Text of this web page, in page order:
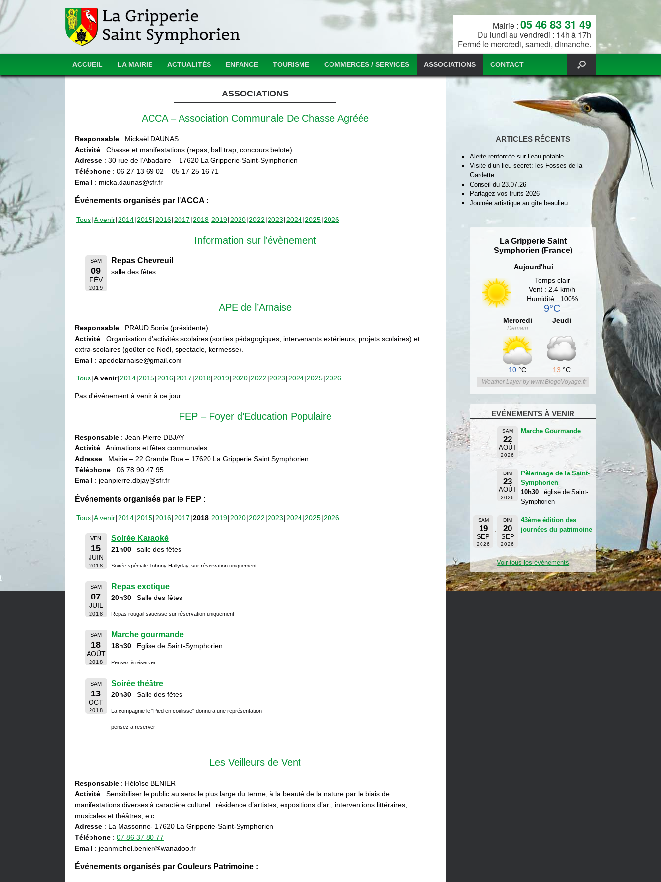
Mairie : 05 46 83 31 49
Du lundi au vendredi : 14h à 17h
Fermé le mercredi, samedi, dimanche.
ACCUEIL LA MAIRIE ACTUALITÉS ENFANCE TOURISME COMMERCES / SERVICES ASSOCIATIONS CONTACT
ASSOCIATIONS
ACCA – Association Communale De Chasse Agréée
Responsable : Mickaël DAUNAS
Activité : Chasse et manifestations (repas, ball trap, concours belote).
Adresse : 30 rue de l’Abadaire – 17620 La Gripperie-Saint-Symphorien
Téléphone : 06 27 13 69 02 – 05 17 25 16 71
Email : micka.daunas@sfr.fr
Événements organisés par l’ACCA :
Tous A venir 2014 2015 2016 2017 2018 2019 2020 2022 2023 2024 2025 2026
Information sur l'évènement
SAM
09
FÉV
2019
Repas Chevreuil
salle des fêtes
APE de l’Arnaise
Responsable : PRAUD Sonia (présidente)
Activité : Organisation d’activités scolaires (sorties pédagogiques, intervenants extérieurs, projets scolaires) et
extra-scolaires (goûter de Noël, spectacle, kermesse).
Email : apedelarnaise@gmail.com
Tous A venir 2014 2015 2016 2017 2018 2019 2020 2022 2023 2024 2025 2026
Pas d'événement à venir à ce jour.
FEP – Foyer d’Education Populaire
Responsable : Jean-Pierre DBJAY
Activité : Animations et fêtes communales
Adresse : Mairie – 22 Grande Rue – 17620 La Gripperie Saint Symphorien
Téléphone : 06 78 90 47 95
Email : jeanpierre.dbjay@sfr.fr
Événements organisés par le FEP :
Tous A venir 2014 2015 2016 2017 2018 2019 2020 2022 2023 2024 2025 2026
VEN
15
JUIN
2018
Soirée Karaoké
21h00 salle des fêtes
Soirée spéciale Johnny Hallyday, sur réservation uniquement
SAM
07
JUIL
2018
Repas exotique
20h30 Salle des fêtes
Repas rougail saucisse sur réservation uniquement
SAM
18
AOÛT
2018
Marche gourmande
18h30 Eglise de Saint-Symphorien
Pensez à réserver
SAM
13
OCT
2018
Soirée théâtre
20h30 Salle des fêtes
La compagnie le "Pied en coulisse" donnera une représentation
pensez à réserver
Les Veilleurs de Vent
Responsable : Héloïse BENIER
Activité : Sensibiliser le public au sens le plus large du terme, à la beauté de la nature par le biais de
manifestations diverses à caractère culturel : résidence d’artistes, expositions d’art, interventions littéraires,
musicales et théâtres, etc
Adresse : La Massonne- 17620 La Gripperie-Saint-Symphorien
Téléphone : 07 86 37 80 77
Email : jeanmichel.benier@wanadoo.fr
Événements organisés par Couleurs Patrimoine :
ARTICLES RÉCENTS
Alerte renforcée sur l’eau potable
Visite d’un lieu secret: les Fosses de la
Gardette
Conseil du 23.07.26
Partagez vos fruits 2026
Journée artistique au gîte beaulieu
La Gripperie Saint
Symphorien (France)
Aujourd'hui
Temps clair
Vent : 2.4 km/h
Humidité : 100%
9°C
Mercredi
Demain
10 °C
Jeudi
13 °C
Weather Layer by www.BlogoVoyage.fr
EVÉNEMENTS À VENIR
SAM
22
AOÛT
2026
Marche Gourmande
DIM
23
AOÛT
2026
Pèlerinage de la Saint-
Symphorien
10h30
église de Saint-
Symphorien
SAM
19
SEP
2026
DIM
20
SEP
2026
43ème édition des
journées du patrimoine
Voir tous les événements